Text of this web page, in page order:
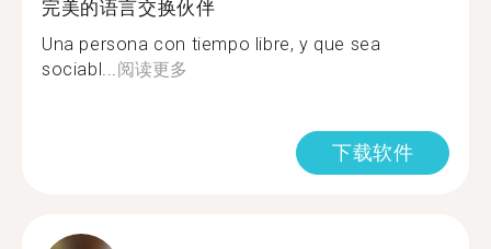
完美的语言交换伙伴
Una persona con tiempo libre, y que sea
sociabl...阅读更多
下载软件